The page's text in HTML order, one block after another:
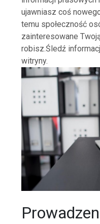
ujawniasz coś
temu społeczność
zainteresowane
robisz.Śledź
witryny.